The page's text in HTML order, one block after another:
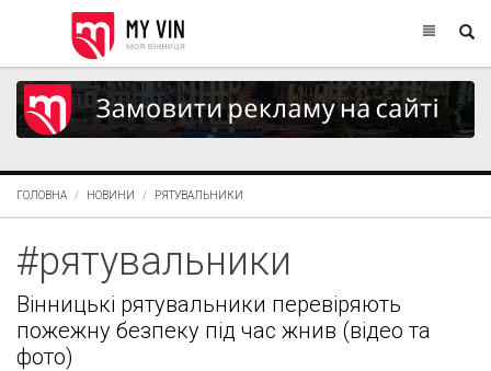
ГОЛОВНА НОВИНИ РЯТУВАЛЬНИКИ
#рятувальники
Вінницькі рятувальники перевіряють
пожежну безпеку під час жнив (відео та
фото)